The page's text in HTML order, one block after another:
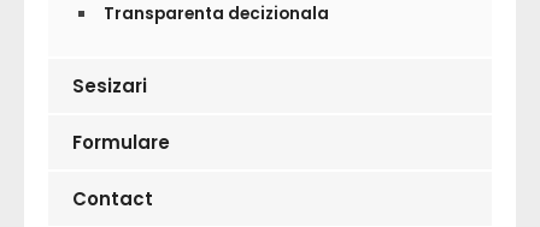
Transparenta decizionala
Sesizari
Formulare
Contact